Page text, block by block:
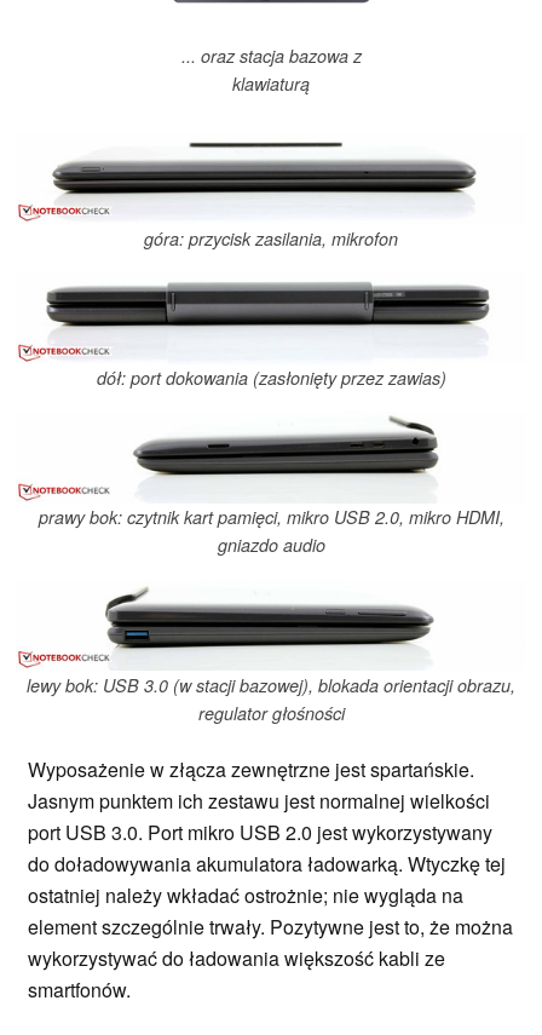
... oraz stacja bazowa z
klawiaturą
góra: przycisk zasilania, mikrofon
dół: port dokowania (zasłonięty przez zawias)
prawy bok: czytnik kart pamięci, mikro USB 2.0, mikro HDMI,
gniazdo audio
lewy bok: USB 3.0 (w stacji bazowej), blokada orientacji obrazu,
regulator głośności
Wyposażenie w złącza zewnętrzne jest spartańskie.
Jasnym punktem ich zestawu jest normalnej wielkości
port USB 3.0. Port mikro USB 2.0 jest wykorzystywany
do doładowywania akumulatora ładowarką. Wtyczkę tej
ostatniej należy wkładać ostrożnie; nie wygląda na
element szczególnie trwały. Pozytywne jest to, że można
wykorzystywać do ładowania większość kabli ze
smartfonów.